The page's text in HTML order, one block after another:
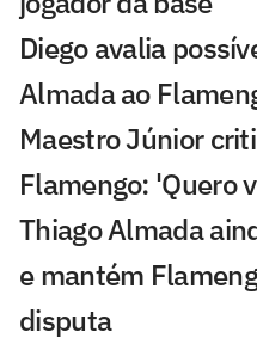
Diego avalia
Almada ao
Maestro Júnior
Flamengo: 'Quero
Thiago Almada
e mantém
disputa